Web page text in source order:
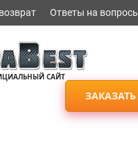
Ответы на
САЙТ